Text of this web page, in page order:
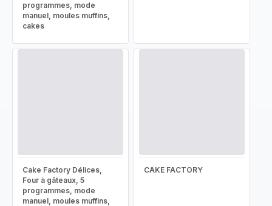
programmes, mode
manuel, moules muffins,
cakes
Cake Factory Délices,
Four à gâteaux, 5
programmes, mode
manuel, moules muffins,
CAKE FACTORY